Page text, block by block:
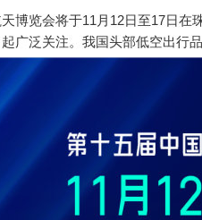
博览会将于11月12日至17日
广泛关注。我国头部低空出行